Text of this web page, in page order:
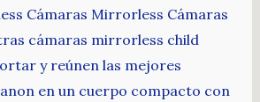
Cámaras Mirrorless Cámaras
cámaras mirrorless child
y reúnen las mejores
en un cuerpo compacto con